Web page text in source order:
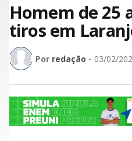
Homem de 25
tiros em
Por redação - 03/02/